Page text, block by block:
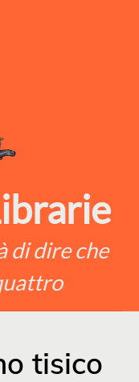
di dire che
tisico